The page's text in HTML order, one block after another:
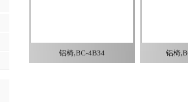
铝椅,BC-4B34 铝椅